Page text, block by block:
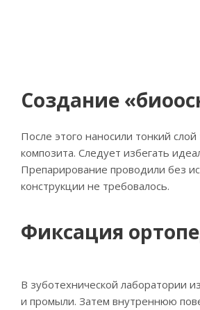
Создание
После этого наносили тонкий
композита. Следует избегать
Препарирование проводили без
конструкции не требовалось.
Фиксация
В зуботехнической лаборатории
и промыли. Затем внутреннюю